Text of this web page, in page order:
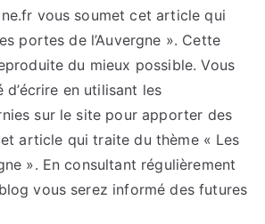
vous soumet cet article qui
portes de l’Auvergne ». Cette
du mieux possible. Vous
en utilisant les
sur le site pour apporter des
article qui traite du thème « Les
». En consultant régulièrement
vous serez informé des futures